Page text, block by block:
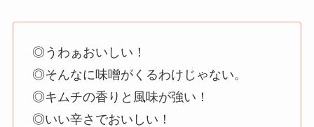
◎うわぁおいしい！
◎そんなに味噌がくるわけじゃない。
◎キムチの香りと風味が強い！
◎いい辛さでおいしい！